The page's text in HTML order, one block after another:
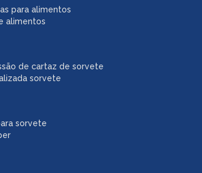
sorvete
de cartaz de sorvete
para alimentos
alimentos
sorvete